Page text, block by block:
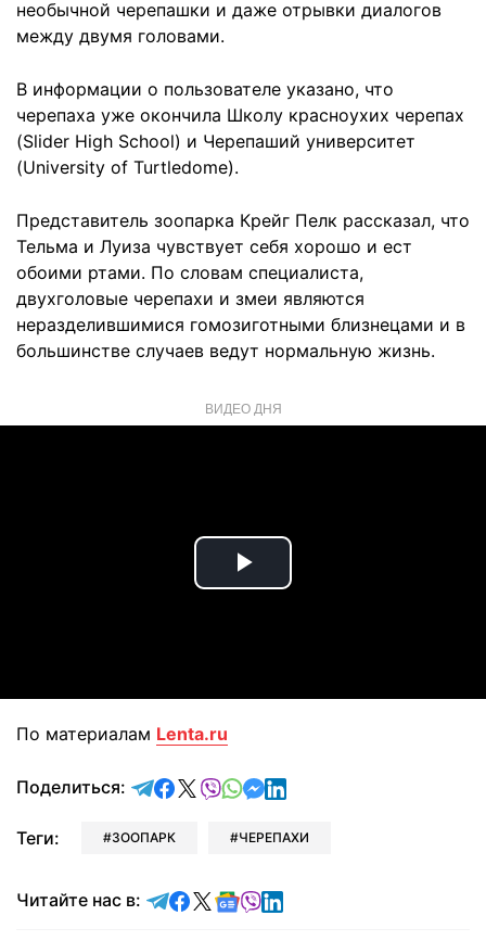
необычной черепашки и даже отрывки диалогов
между двумя головами.
В информации о пользователе указано, что
черепаха уже окончила Школу красноухих черепах
(Slider High School) и Черепаший университет
(University of Turtledome).
Представитель зоопарка Крейг Пелк рассказал, что
Тельма и Луиза чувствует себя хорошо и ест
обоими ртами. По словам специалиста,
двухголовые черепахи и змеи являются
неразделившимися гомозиготными близнецами и в
большинстве случаев ведут нормальную жизнь.
ВИДЕО ДНЯ
Play
По материалам Lenta.ru
Поделиться: отправить в Telegram
поделиться в Facebook
поделиться в X
отправить в Viber
отправить в Whatsapp
отправить в Messenger
отправить в LinkedIn
Теги: ЗООПАРК ЧЕРЕПАХИ
Читайте нас в: Читайте в Telegram
Читайте в Facebook
Читайте в X
Читайте в Google news
Читайте в Viber
Читайте в LinkedIn